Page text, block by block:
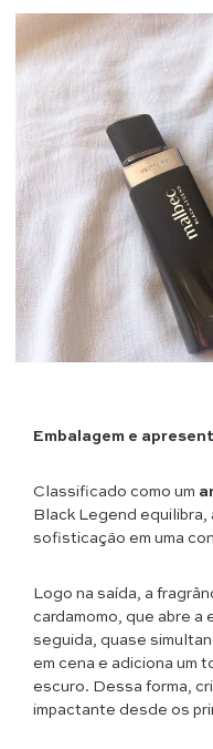
Embalagem e
Classificado como um
Black Legend
sofisticação em uma
Logo na saída, a
cardamomo, que abre a
seguida, quase
em cena e adiciona um
escuro. Dessa forma,
impactante desde os